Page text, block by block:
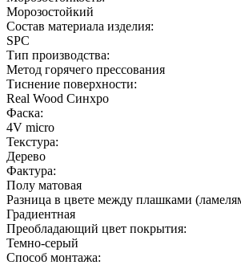
Морозостойкий
Состав материала изделия:
SPC
Тип производства:
Метод горячего прессования
Тиснение поверхности:
Real Wood Синхро
Фаска:
4V micro
Текстура:
Дерево
Фактура:
Полу матовая
Разница в цвете между плашками
Градиентная
Преобладающий цвет покрытия:
Темно-серый
Способ монтажа: